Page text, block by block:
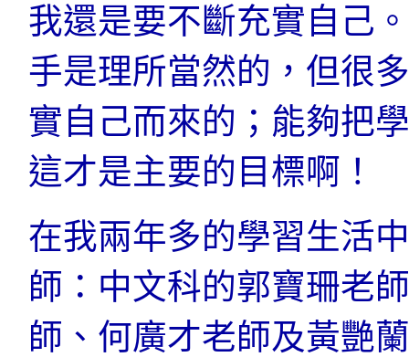
我還是要不斷充實自己
手是理所當然的，但很
實自己而來的；能夠把
這才是主要的目標啊！
在我兩年多的學習生活
師：中文科的郭寶珊老
師、何廣才老師及黃艷